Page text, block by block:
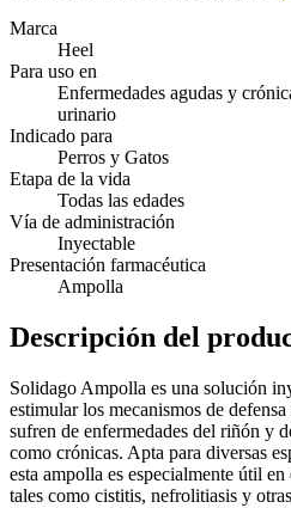
Marca
Heel
Para uso en
Enfermedades agudas y
urinario
Indicado para
Perros y Gatos
Etapa de la vida
Todas las edades
Vía de administración
Inyectable
Presentación farmacéutica
Ampolla
Descripción del
Solidago Ampolla es una solución
estimular los mecanismos de
sufren de enfermedades del riñón y
como crónicas. Apta para diversas
esta ampolla es especialmente útil
tales como cistitis, nefrolitiasis y